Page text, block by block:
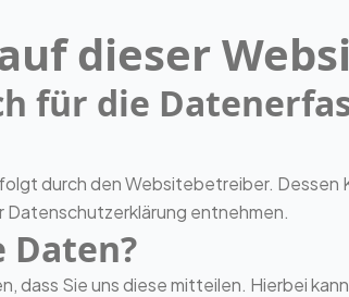
dieser
für die
durch den Websitebetreiber.
Datenschutzerklärung entnehmen.
Daten?
dass Sie uns diese mitteilen. Hierbei